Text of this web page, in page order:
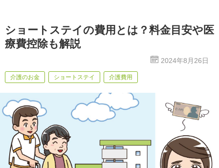
ショートステイの費用とは？料金目安や医
療費控除も解説
2024年8月26日
介護のお金 ショートステイ 介護費用